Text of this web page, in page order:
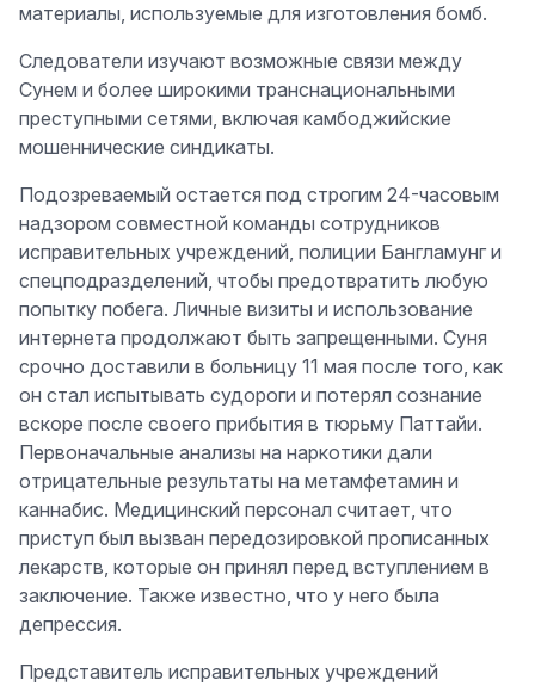
материалы, используемые для изготовления бомб.
Следователи изучают возможные связи между
Сунем и более широкими транснациональными
преступными сетями, включая камбоджийские
мошеннические синдикаты.
Подозреваемый остается под строгим 24-часовым
надзором совместной команды сотрудников
исправительных учреждений, полиции Бангламунг и
спецподразделений, чтобы предотвратить любую
попытку побега. Личные визиты и использование
интернета продолжают быть запрещенными. Суня
срочно доставили в больницу 11 мая после того, как
он стал испытывать судороги и потерял сознание
вскоре после своего прибытия в тюрьму Паттайи.
Первоначальные анализы на наркотики дали
отрицательные результаты на метамфетамин и
каннабис. Медицинский персонал считает, что
приступ был вызван передозировкой прописанных
лекарств, которые он принял перед вступлением в
заключение. Также известно, что у него была
депрессия.
Представитель исправительных учреждений